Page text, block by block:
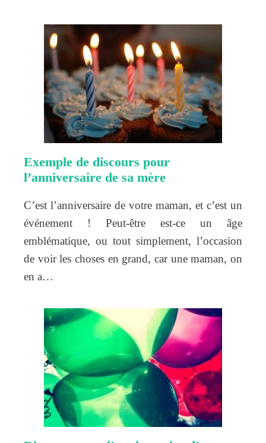
Exemple de discours pour
l’anniversaire de sa mère
C’est l’anniversaire de votre maman, et c’est un
événement ! Peut-être est-ce un âge
emblématique, ou tout simplement, l’occasion
de voir les choses en grand, car une maman, on
en a…